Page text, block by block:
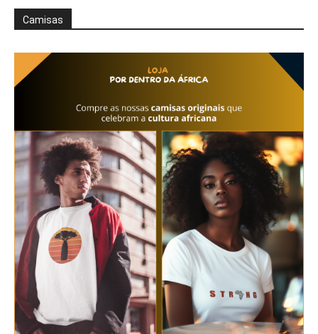
Camisas